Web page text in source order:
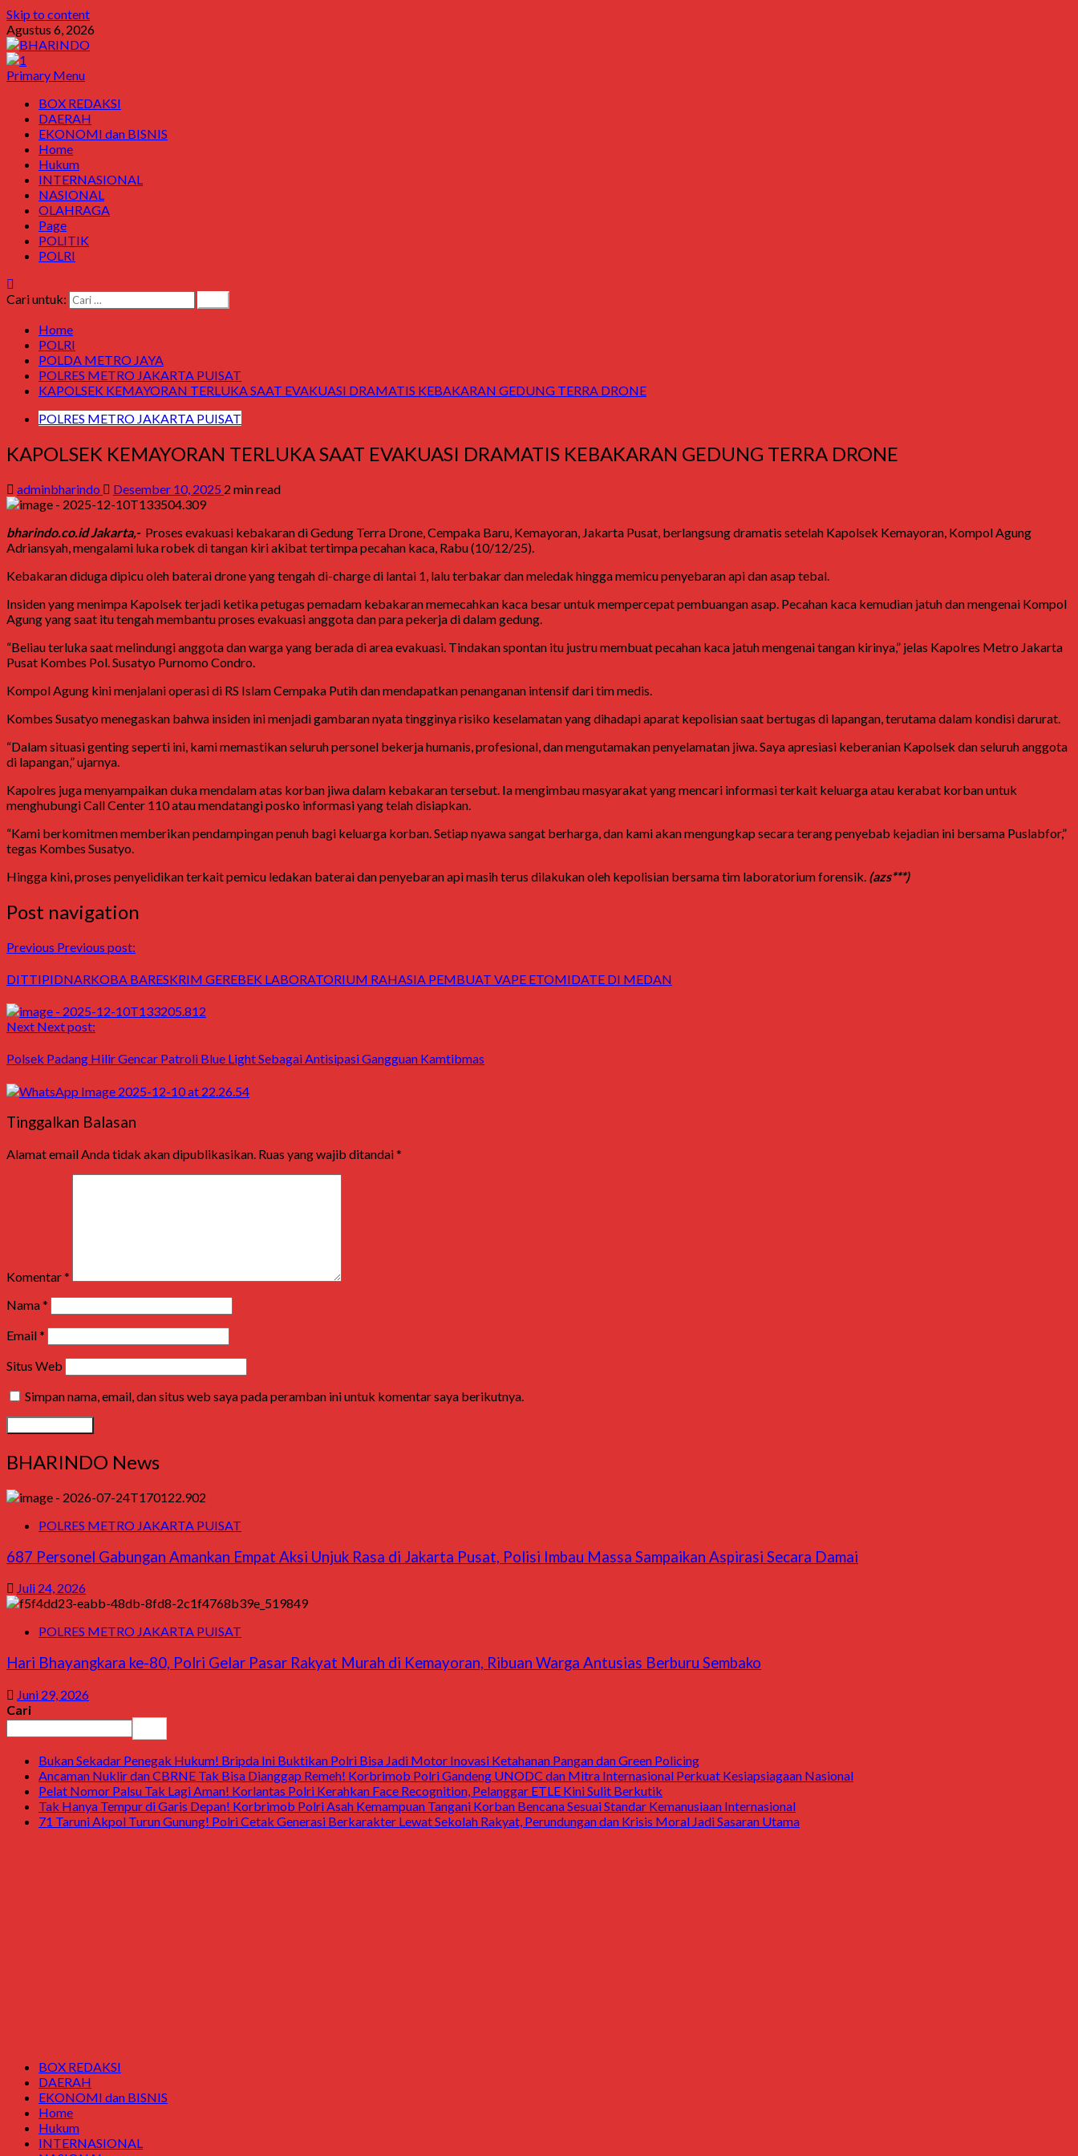
Skip to content
Agustus 6, 2026
Primary Menu
BOX REDAKSI
DAERAH
EKONOMI dan BISNIS
Home
Hukum
INTERNASIONAL
NASIONAL
OLAHRAGA
Page
POLITIK
POLRI
Cari untuk:
Home
POLRI
POLDA METRO JAYA
POLRES METRO JAKARTA PUISAT
KAPOLSEK KEMAYORAN TERLUKA SAAT EVAKUASI DRAMATIS KEBAKARAN GEDUNG TERRA DRONE
POLRES METRO JAKARTA PUISAT
KAPOLSEK KEMAYORAN TERLUKA SAAT EVAKUASI DRAMATIS KEBAKARAN GEDUNG TERRA DRONE
adminbharindo Desember 10, 2025 2 min read
bharindo.co.id Jakarta,- Proses evakuasi kebakaran di Gedung Terra Drone, Cempaka Baru, Kemayoran, Jakarta Pusat, berlangsung dramatis setelah Kapolsek Kemayoran, Kompol Agung
Adriansyah, mengalami luka robek di tangan kiri akibat tertimpa pecahan kaca, Rabu (10/12/25).
Kebakaran diduga dipicu oleh baterai drone yang tengah di-charge di lantai 1, lalu terbakar dan meledak hingga memicu penyebaran api dan asap tebal.
Insiden yang menimpa Kapolsek terjadi ketika petugas pemadam kebakaran memecahkan kaca besar untuk mempercepat pembuangan asap. Pecahan kaca kemudian jatuh dan mengenai Kompol
Agung yang saat itu tengah membantu proses evakuasi anggota dan para pekerja di dalam gedung.
“Beliau terluka saat melindungi anggota dan warga yang berada di area evakuasi. Tindakan spontan itu justru membuat pecahan kaca jatuh mengenai tangan kirinya,” jelas Kapolres Metro Jakarta
Pusat Kombes Pol. Susatyo Purnomo Condro.
Kompol Agung kini menjalani operasi di RS Islam Cempaka Putih dan mendapatkan penanganan intensif dari tim medis.
Kombes Susatyo menegaskan bahwa insiden ini menjadi gambaran nyata tingginya risiko keselamatan yang dihadapi aparat kepolisian saat bertugas di lapangan, terutama dalam kondisi darurat.
“Dalam situasi genting seperti ini, kami memastikan seluruh personel bekerja humanis, profesional, dan mengutamakan penyelamatan jiwa. Saya apresiasi keberanian Kapolsek dan seluruh anggota
di lapangan,” ujarnya.
Kapolres juga menyampaikan duka mendalam atas korban jiwa dalam kebakaran tersebut. Ia mengimbau masyarakat yang mencari informasi terkait keluarga atau kerabat korban untuk
menghubungi Call Center 110 atau mendatangi posko informasi yang telah disiapkan.
“Kami berkomitmen memberikan pendampingan penuh bagi keluarga korban. Setiap nyawa sangat berharga, dan kami akan mengungkap secara terang penyebab kejadian ini bersama Puslabfor,”
tegas Kombes Susatyo.
Hingga kini, proses penyelidikan terkait pemicu ledakan baterai dan penyebaran api masih terus dilakukan oleh kepolisian bersama tim laboratorium forensik. (azs***)
Post navigation
Previous Previous post:
DITTIPIDNARKOBA BARESKRIM GEREBEK LABORATORIUM RAHASIA PEMBUAT VAPE ETOMIDATE DI MEDAN
Next Next post:
Polsek Padang Hilir Gencar Patroli Blue Light Sebagai Antisipasi Gangguan Kamtibmas
Tinggalkan Balasan
Alamat email Anda tidak akan dipublikasikan. Ruas yang wajib ditandai*
Komentar*
Nama*
Email*
Situs Web
Simpan nama, email, dan situs web saya pada peramban ini untuk komentar saya berikutnya.
BHARINDO News
POLRES METRO JAKARTA PUISAT
687 Personel Gabungan Amankan Empat Aksi Unjuk Rasa di Jakarta Pusat, Polisi Imbau Massa Sampaikan Aspirasi Secara Damai
Juli 24, 2026
POLRES METRO JAKARTA PUISAT
Hari Bhayangkara ke-80, Polri Gelar Pasar Rakyat Murah di Kemayoran, Ribuan Warga Antusias Berburu Sembako
Juni 29, 2026
Cari
Bukan Sekadar Penegak Hukum! Bripda Ini Buktikan Polri Bisa Jadi Motor Inovasi Ketahanan Pangan dan Green Policing
Ancaman Nuklir dan CBRNE Tak Bisa Dianggap Remeh! Korbrimob Polri Gandeng UNODC dan Mitra Internasional Perkuat Kesiapsiagaan Nasional
Pelat Nomor Palsu Tak Lagi Aman! Korlantas Polri Kerahkan Face Recognition, Pelanggar ETLE Kini Sulit Berkutik
Tak Hanya Tempur di Garis Depan! Korbrimob Polri Asah Kemampuan Tangani Korban Bencana Sesuai Standar Kemanusiaan Internasional
71 Taruni Akpol Turun Gunung! Polri Cetak Generasi Berkarakter Lewat Sekolah Rakyat, Perundungan dan Krisis Moral Jadi Sasaran Utama
BOX REDAKSI
DAERAH
EKONOMI dan BISNIS
Home
Hukum
INTERNASIONAL